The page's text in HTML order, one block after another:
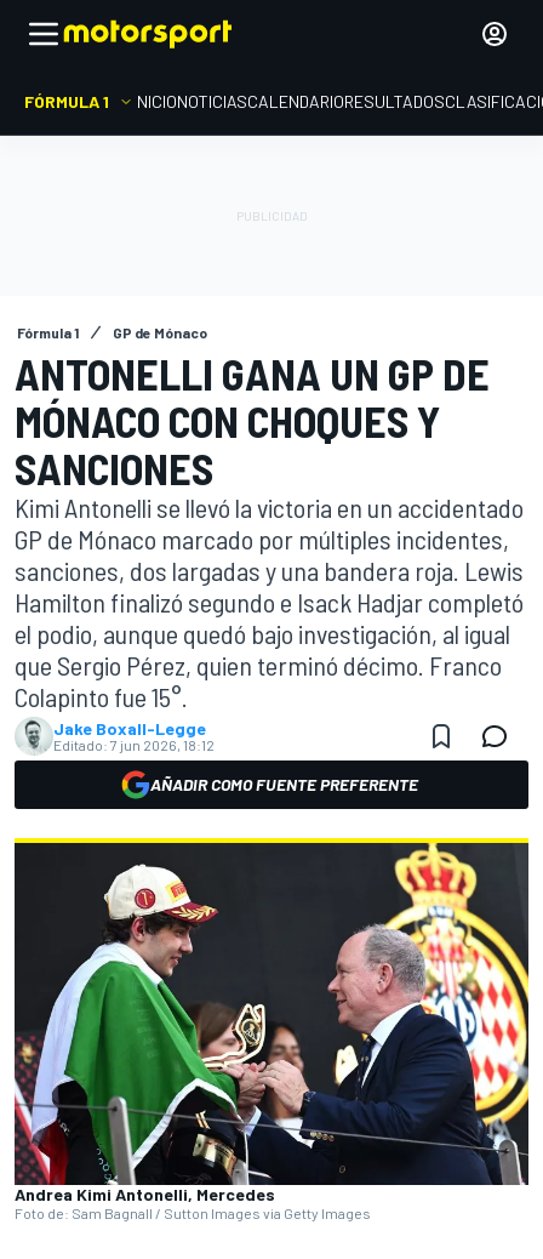
FÓRMULA 1 INICIONOTICIASCALENDARIORESULTADOS
Fórmula 1 GP de Mónaco
ANTONELLI GANA UN GP DE
MÓNACO CON CHOQUES Y
SANCIONES
Kimi Antonelli se llevó la victoria en un accidentado
GP de Mónaco marcado por múltiples incidentes,
sanciones, dos largadas y una bandera roja. Lewis
Hamilton finalizó segundo e Isack Hadjar completó
el podio, aunque quedó bajo investigación, al igual
que Sergio Pérez, quien terminó décimo. Franco
Colapinto fue 15°.
Jake Boxall-Legge
Editado: 7 jun 2026, 18:12
AÑADIR COMO FUENTE PREFERENTE
Andrea Kimi Antonelli, Mercedes
Foto de: Sam Bagnall / Sutton Images via Getty Images